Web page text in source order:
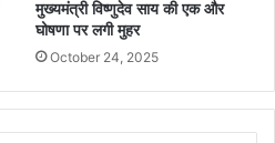
मुख्यमंत्री विष्णुदेव साय की एक और
घोषणा पर लगी मुहर
October 24, 2025